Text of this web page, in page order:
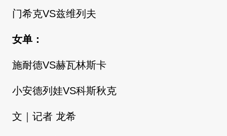
门希克VS兹维列夫
女单：
施耐德VS赫瓦林斯卡
小安德列娃VS科斯秋克
文｜记者 龙希